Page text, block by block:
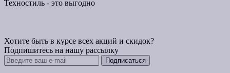
Техностиль - это выгодно
Хотите быть в курсе всех акций и скидок?
Подпишитесь на нашу рассылку
Подписаться